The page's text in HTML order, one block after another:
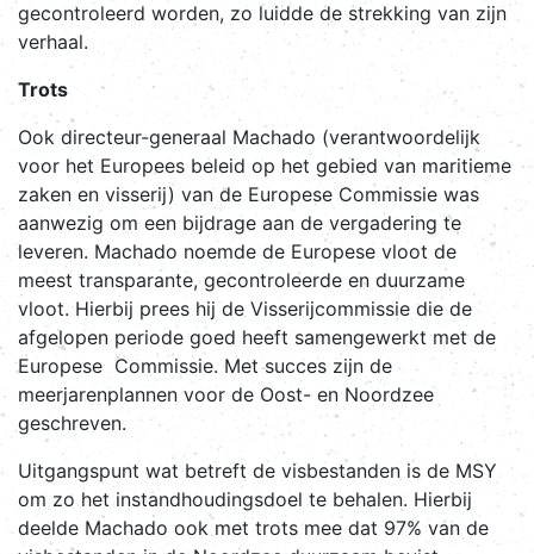
gecontroleerd worden, zo luidde de strekking van zijn
verhaal.
Trots
Ook directeur-generaal Machado (verantwoordelijk
voor het Europees beleid op het gebied van maritieme
zaken en visserij) van de Europese Commissie was
aanwezig om een bijdrage aan de vergadering te
leveren. Machado noemde de Europese vloot de
meest transparante, gecontroleerde en duurzame
vloot. Hierbij prees hij de Visserijcommissie die de
afgelopen periode goed heeft samengewerkt met de
Europese Commissie. Met succes zijn de
meerjarenplannen voor de Oost- en Noordzee
geschreven.
Uitgangspunt wat betreft de visbestanden is de MSY
om zo het instandhoudingsdoel te behalen. Hierbij
deelde Machado ook met trots mee dat 97% van de